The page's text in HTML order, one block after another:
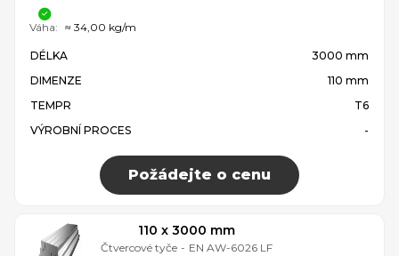
DÉLKA
3000 mm
DIMENZE
110 mm
TEMPR
T6
VÝROBNÍ PROCES
-
Požádejte o cenu
Váha: ≈ 34,00 kg/m
110 x 3000 mm
Čtvercové tyče - EN AW-6026 LF